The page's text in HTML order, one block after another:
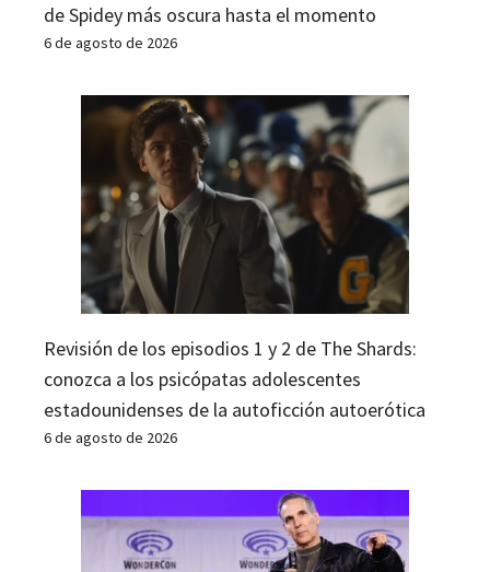
de Spidey más oscura hasta el momento
6 de agosto de 2026
Revisión de los episodios 1 y 2 de The Shards:
conozca a los psicópatas adolescentes
estadounidenses de la autoficción autoerótica
6 de agosto de 2026